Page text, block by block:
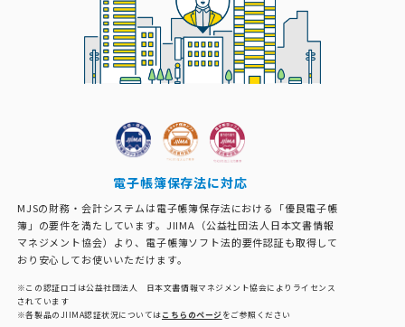
電子帳簿保存法に対応
MJSの財務・会計システムは電子帳簿保存法における「優良電子帳
簿」の要件を満たしています。JIIMA（公益社団法人日本文書情報
マネジメント協会）より、電子帳簿ソフト法的要件認証も取得して
おり安心してお使いいただけます。
※この認証ロゴは公益社団法人 日本文書情報マネジメント協会によりライセンス
されています
※各製品のJIIMA認証状況についてはこちらのページをご参照ください